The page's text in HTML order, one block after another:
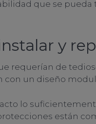
que se pueda
y
requerían de
con un diseño
lo
están